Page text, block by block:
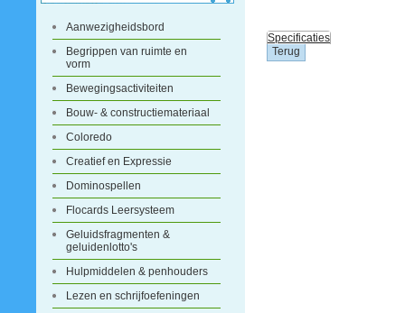
Aanwezigheidsbord
Begrippen van ruimte en
vorm
Bewegingsactiviteiten
Bouw- & constructiemateriaal
Coloredo
Creatief en Expressie
Dominospellen
Flocards Leersysteem
Geluidsfragmenten &
geluidenlotto's
Hulpmiddelen & penhouders
Lezen en schrijfoefeningen
Specificaties